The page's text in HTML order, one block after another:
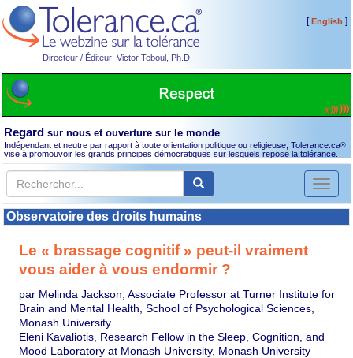
Directeur / Éditeur: Victor Teboul, Ph.D.
[English ]
Regard sur nous et ouverture sur le monde
Indépendant et neutre par rapport à toute orientation politique ou religieuse, Tolerance.ca®
vise à promouvoir les grands principes démocratiques sur lesquels repose la tolérance.
Toggle
Observatoire des droits humains
Le « brassage cognitif » peut-il vraiment
vous aider à vous endormir ?
par Melinda Jackson, Associate Professor at Turner Institute for
Brain and Mental Health, School of Psychological Sciences,
Monash University
Eleni Kavaliotis, Research Fellow in the Sleep, Cognition, and
Mood Laboratory at Monash University, Monash University